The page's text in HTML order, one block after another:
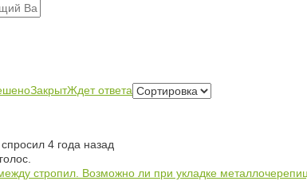
ЗакрытЖдет ответа
спросил 4 года назад
голос.
стропил. Возможно ли при укладке